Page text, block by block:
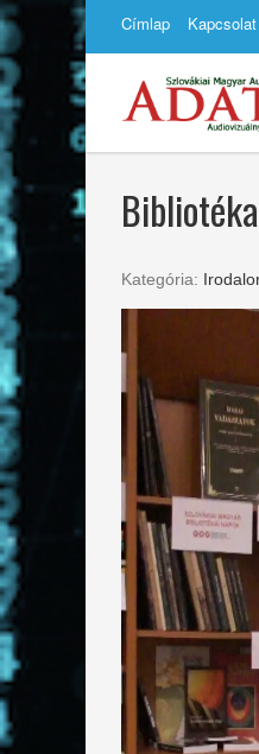
Címlap Kapcsolat
Kategória: